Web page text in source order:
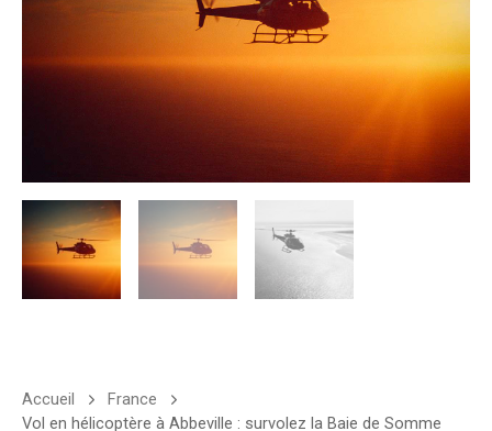
Accueil
France
Vol en hélicoptère à Abbeville : survolez la Baie de Somme